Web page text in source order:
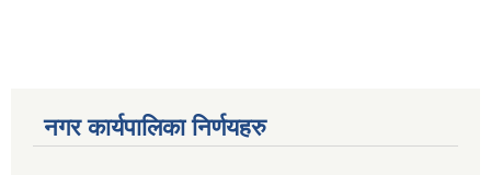
नगर कार्यपालिका निर्णयहरु